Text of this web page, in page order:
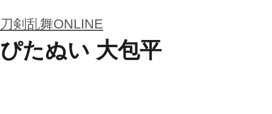
刀剣乱舞ONLINE
ぴたぬい 大包平